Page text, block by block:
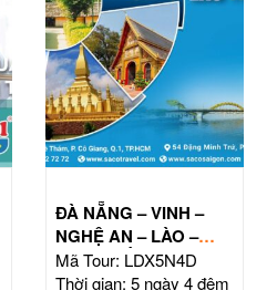
ĐÀ NẴNG – VINH –
NGHỆ AN – LÀO –
ĐÔNG BẮC THÁI LAN
| TOUR 5N4Đ
Mã Tour: LDX5N4D
Thời gian: 5 ngày 4 đêm